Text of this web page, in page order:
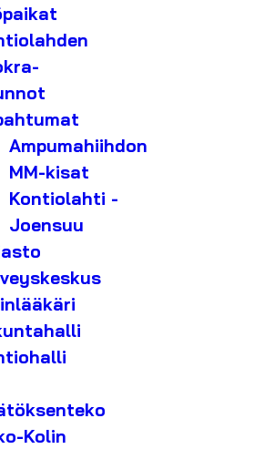
Ampumahiihdon
MM-kisat
Kontiolahti -
Joensuu
Kolin